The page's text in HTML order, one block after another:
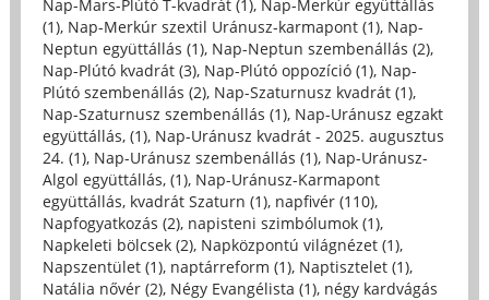
Nap-Mars-Plútó T-kvadrát (1), Nap-Merkúr együttállás
(1), Nap-Merkúr szextil Uránusz-karmapont (1), Nap-
Neptun együttállás (1), Nap-Neptun szembenállás (2),
Nap-Plútó kvadrát (3), Nap-Plútó oppozíció (1), Nap-
Plútó szembenállás (2), Nap-Szaturnusz kvadrát (1),
Nap-Szaturnusz szembenállás (1), Nap-Uránusz egzakt
együttállás, (1), Nap-Uránusz kvadrát - 2025. augusztus
24. (1), Nap-Uránusz szembenállás (1), Nap-Uránusz-
Algol együttállás, (1), Nap-Uránusz-Karmapont
együttállás, kvadrát Szaturn (1), napfivér (110),
Napfogyatkozás (2), napisteni szimbólumok (1),
Napkeleti bölcsek (2), Napközpontú világnézet (1),
Napszentület (1), naptárreform (1), Naptisztelet (1),
Natália nővér (2), Négy Evangélista (1), négy kardvágás